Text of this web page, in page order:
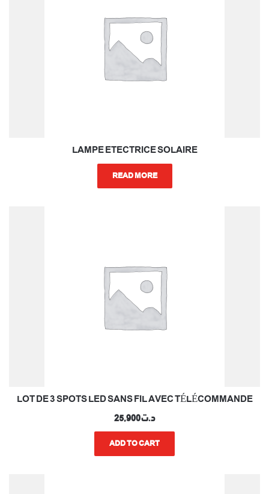
LAMPE ETECTRICE SOLAIRE
READ MORE
LOT DE 3 SPOTS LED SANS FIL AVEC TÉLÉCOMMANDE
د.ت25,900
ADD TO CART